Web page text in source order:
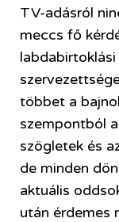
TV-adásról
meccs fő
többet a
szempontból
szögletek és
de minden
aktuális
után érdemes